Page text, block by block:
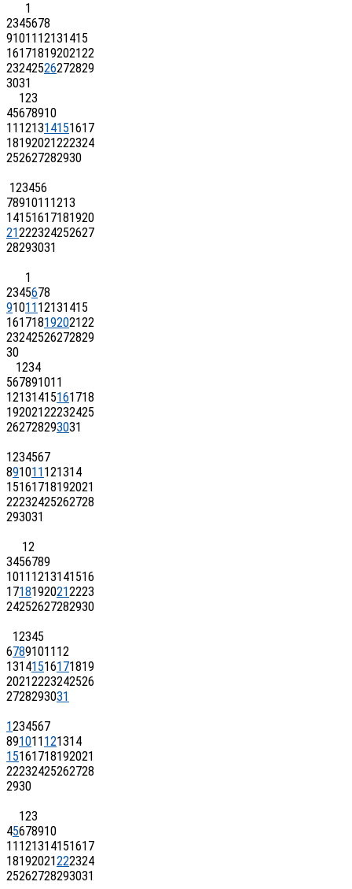
1
2345678
9101112131415
16171819202122
23242526272829
3031
123
45678910
11121314151617
18192021222324
252627282930
123456
78910111213
14151617181920
21222324252627
28293031
1
2345678
9101112131415
16171819202122
23242526272829
30
1234
567891011
12131415161718
19202122232425
262728293031
1234567
891011121314
15161718192021
22232425262728
293031
12
3456789
10111213141516
17181920212223
24252627282930
12345
6789101112
13141516171819
20212223242526
2728293031
1234567
891011121314
15161718192021
22232425262728
2930
123
45678910
11121314151617
18192021222324
25262728293031